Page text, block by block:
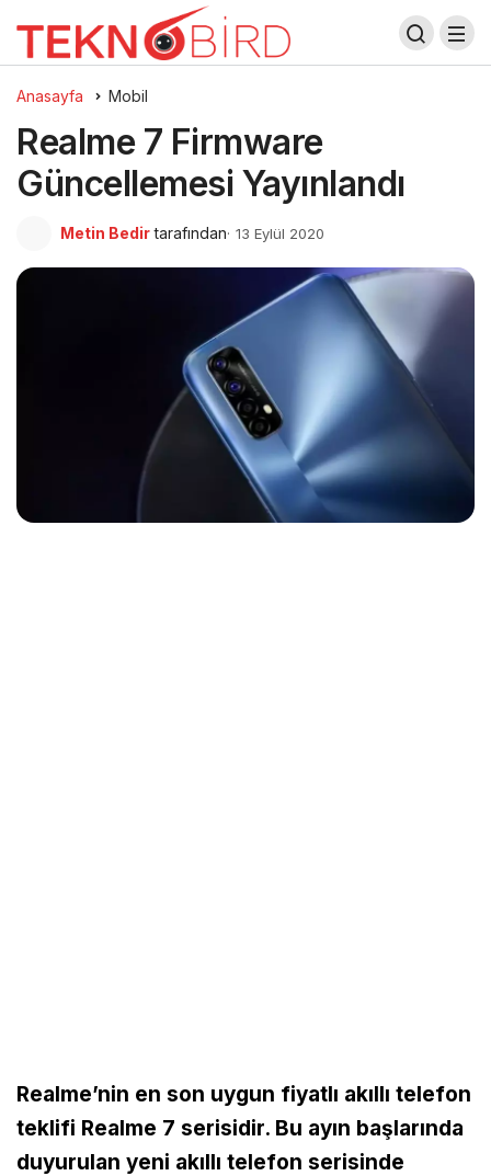
Anasayfa Mobil
Realme 7 Firmware
Güncellemesi Yayınlandı
Metin Bedir tarafından 13 Eylül 2020
Realme’nin en son uygun fiyatlı akıllı telefon
teklifi Realme 7 serisidir. Bu ayın başlarında
duyurulan yeni akıllı telefon serisinde